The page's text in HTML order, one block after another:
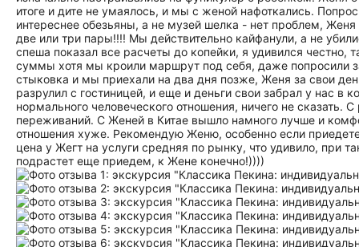
итоге и дите не умаялось, и мы с женой нафоткались.
интереснее обезьяны, а не музей шелка - нет проблем,
две или три пары!!!! Мы действительно кайфанули, а не
спеша показал все расчеты до копейки, я удивился честно,
суммы хотя мы кроили маршрут под себя, даже попросили
стыковка и мы приехали на два дня позже, Женя за свои
разрулил с гостиницей, и еще и деньги свои забрал у нас в
нормального человеческого отношения, ничего не
переживаний. С Женей в Китае вышло намного лучше и
отношения хуже. Рекомендую Женю, особенно если
цена у Жегт на услуги средняя по рынку, что удивило, при
подрастет еще приедем, к Жене конечно!))))